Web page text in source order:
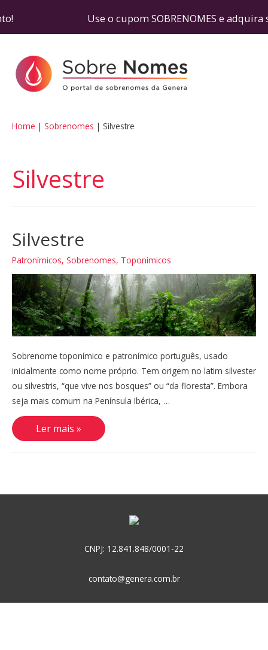
Use o cupom SOBRENOMES e adquira
Home Sobrenomes Silvestre
Silvestre
Silvestre
Patronímicos, Sobrenomes, Toponímicos
Sobrenome toponímico e patronímico português, usado
inicialmente como nome próprio. Tem origem no latim silvester
ou silvestris, “que vive nos bosques” ou “da floresta”. Embora
seja mais comum na Península Ibérica, …
Silvestre
Ler mais »
CNPJ: 12.841.848/0001-22
contato@genera.com.br